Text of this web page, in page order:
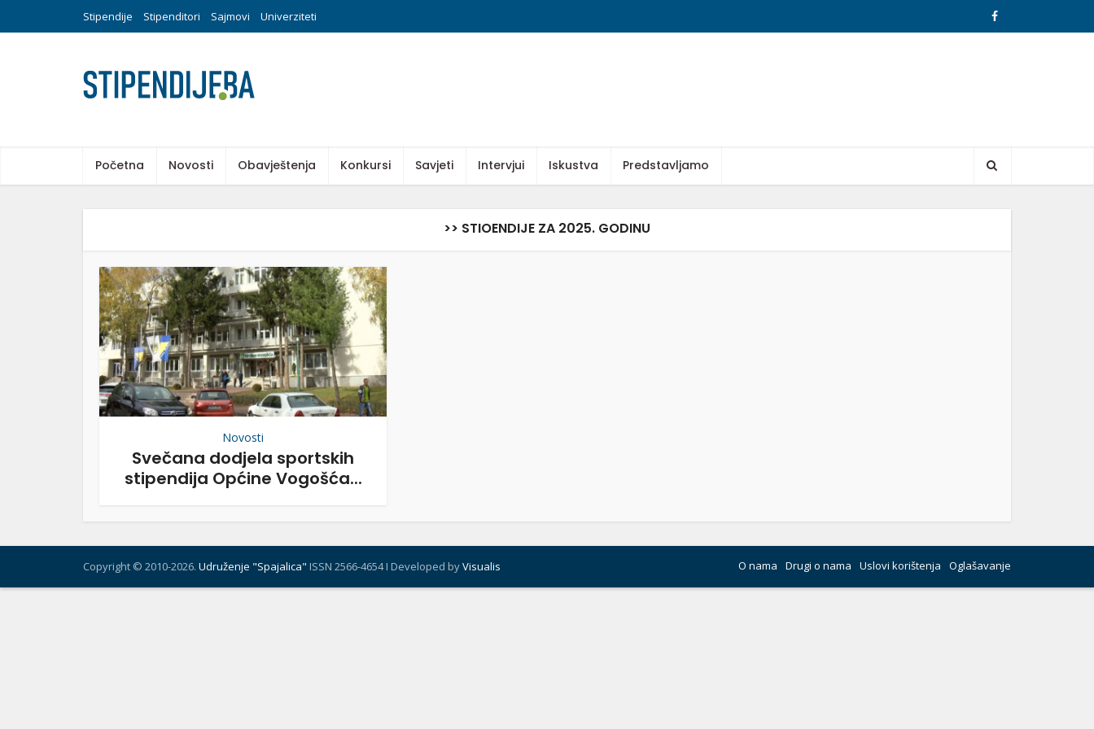
Stipendije Stipenditori Sajmovi Univerziteti
Početna Novosti Obavještenja Konkursi Savjeti Intervjui Iskustva Predstavljamo
>> STIOENDIJE ZA 2025. GODINU
Novosti
Svečana dodjela sportskih
stipendija Općine Vogošća...
Copyright © 2010-2026. Udruženje "Spajalica" ISSN 2566-4654 I Developed byVisualis O nama Drugi o nama Uslovi korištenja Oglašavanje